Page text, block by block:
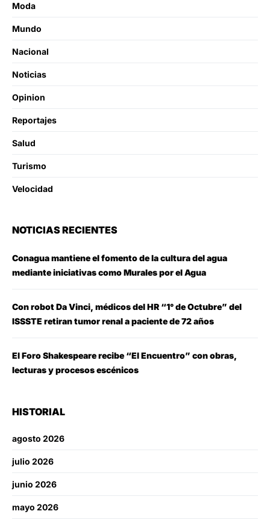
Moda
Mundo
Nacional
Noticias
Opinion
Reportajes
Salud
Turismo
Velocidad
NOTICIAS RECIENTES
Conagua mantiene el fomento de la cultura del agua
mediante iniciativas como Murales por el Agua
Con robot Da Vinci, médicos del HR “1° de Octubre” del
ISSSTE retiran tumor renal a paciente de 72 años
El Foro Shakespeare recibe “El Encuentro” con obras,
lecturas y procesos escénicos
HISTORIAL
agosto 2026
julio 2026
junio 2026
mayo 2026